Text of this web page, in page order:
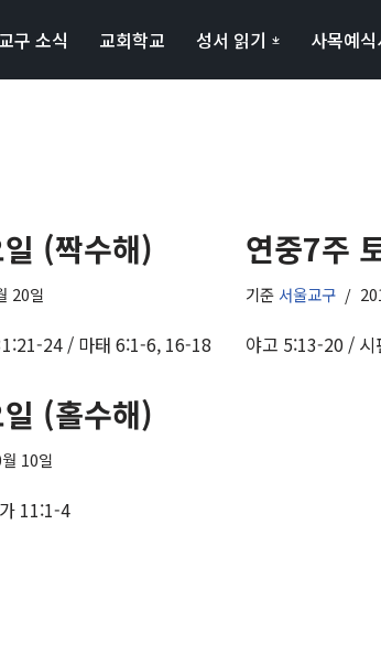
교구 소식 교회학교 성서 읽기 사목예식
(짝수해)
20일
24 / 마태 6:1-6, 16-18
연중7주
기준 서울교구
야고 5:13-20 /
(홀수해)
10일
11:1-4